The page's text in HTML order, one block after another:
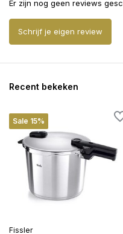
Er zijn nog geen reviews
Schrijf je eigen review
Recent bekeken
Sale 15%
Fissler